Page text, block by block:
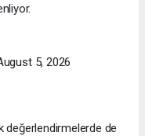
5, 2026
değerlendirmelerde de